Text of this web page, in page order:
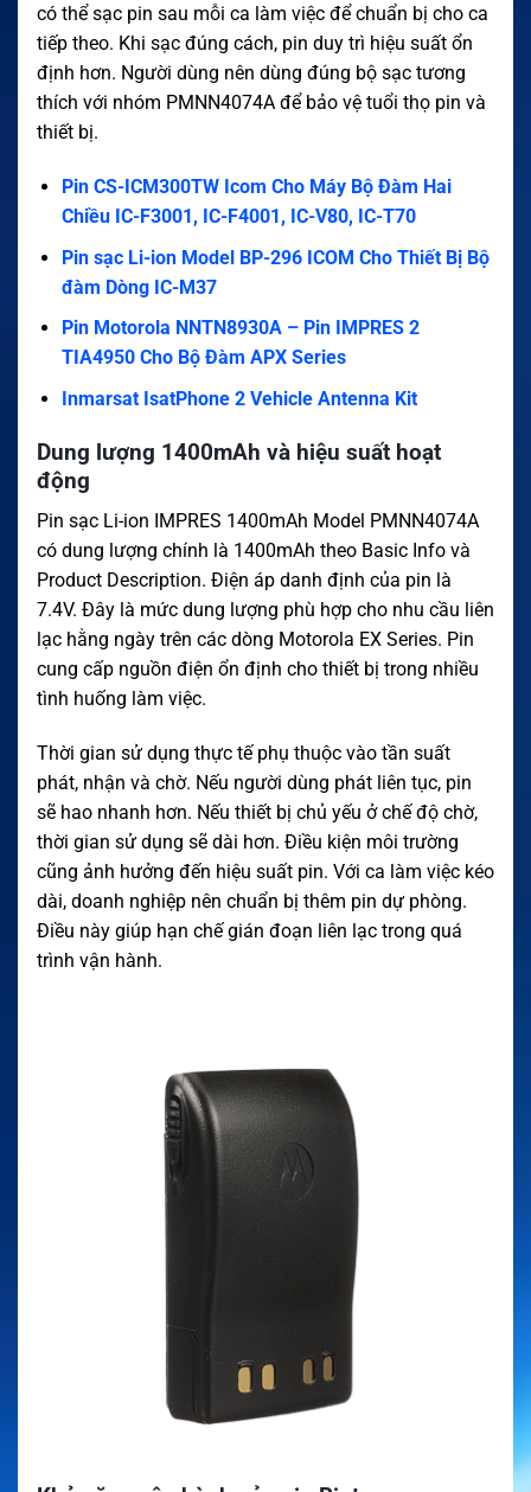
có thể sạc pin sau mỗi ca làm việc để chuẩn bị cho ca
tiếp theo. Khi sạc đúng cách, pin duy trì hiệu suất ổn
định hơn. Người dùng nên dùng đúng bộ sạc tương
thích với nhóm PMNN4074A để bảo vệ tuổi thọ pin và
thiết bị.
Pin CS-ICM300TW Icom Cho Máy Bộ Đàm Hai
Chiều IC-F3001, IC-F4001, IC-V80, IC-T70
Pin sạc Li-ion Model BP-296 ICOM Cho Thiết Bị Bộ
đàm Dòng IC-M37
Pin Motorola NNTN8930A – Pin IMPRES 2
TIA4950 Cho Bộ Đàm APX Series
Inmarsat IsatPhone 2 Vehicle Antenna Kit
Dung lượng 1400mAh và hiệu suất hoạt
động
Pin sạc Li-ion IMPRES 1400mAh Model PMNN4074A
có dung lượng chính là 1400mAh theo Basic Info và
Product Description. Điện áp danh định của pin là
7.4V. Đây là mức dung lượng phù hợp cho nhu cầu liên
lạc hằng ngày trên các dòng Motorola EX Series. Pin
cung cấp nguồn điện ổn định cho thiết bị trong nhiều
tình huống làm việc.
Thời gian sử dụng thực tế phụ thuộc vào tần suất
phát, nhận và chờ. Nếu người dùng phát liên tục, pin
sẽ hao nhanh hơn. Nếu thiết bị chủ yếu ở chế độ chờ,
thời gian sử dụng sẽ dài hơn. Điều kiện môi trường
cũng ảnh hưởng đến hiệu suất pin. Với ca làm việc kéo
dài, doanh nghiệp nên chuẩn bị thêm pin dự phòng.
Điều này giúp hạn chế gián đoạn liên lạc trong quá
trình vận hành.